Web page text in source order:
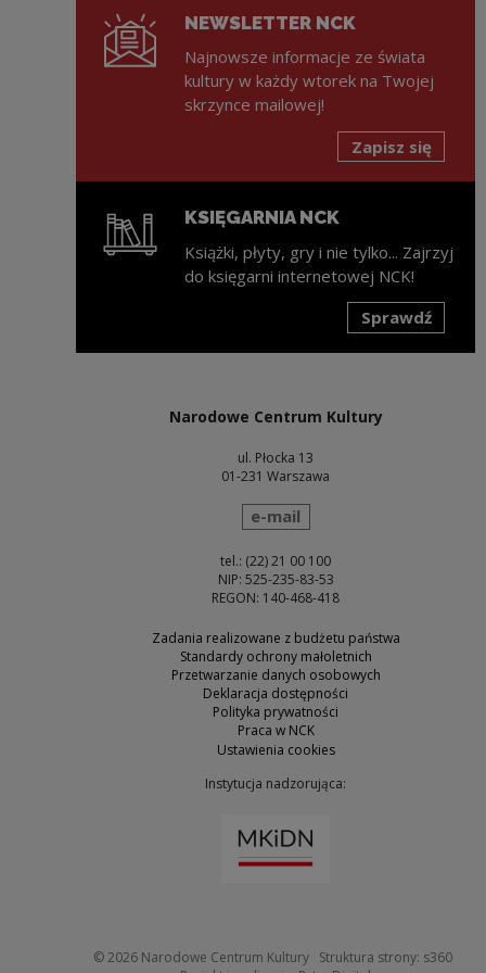
NEWSLETTER NCK
Najnowsze informacje ze świata
kultury w każdy wtorek na Twojej
skrzynce mailowej!
Zapisz się
KSIĘGARNIA NCK
Książki, płyty, gry i nie tylko... Zajrzyj
do księgarni internetowej NCK!
Sprawdź
Narodowe Centrum Kultury
ul. Płocka 13
01-231 Warszawa
wyślij wiadomość
e-mail
tel.: (22) 21 00 100
NIP: 525-235-83-53
REGON: 140-468-418
Zadania realizowane z budżetu państwa
Standardy ochrony małoletnich
Przetwarzanie danych osobowych
Deklaracja dostępności
Polityka prywatności
Praca w NCK
Ustawienia cookies
Instytucja nadzorująca:
© 2026 Narodowe Centrum KulturyStruktura strony: s360